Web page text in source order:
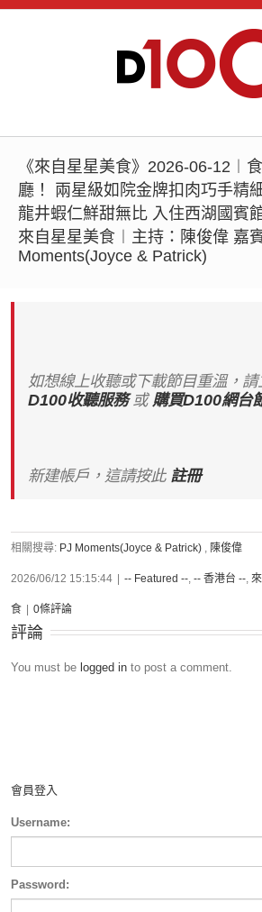
《來自星星美食》2026-06-12︱
廳！ 兩星級如院金牌扣肉巧手精
龍井蝦仁鮮甜無比 入住西湖國賓
來自星星美食︱主持：陳俊偉 嘉
Moments(Joyce & Patrick)
如想線上收聽或下載節目重溫，請
D100收聽服務或購買D100網台
新建帳戶，這請按此註冊
相關搜尋: PJ Moments(Joyce & Patrick) , 陳俊偉
2026/06/12 15:15:44 -- Featured --, -- 香港台 --,
食 0條評論
評論
You must be logged in to post a comment.
會員登入
Username:
Password: